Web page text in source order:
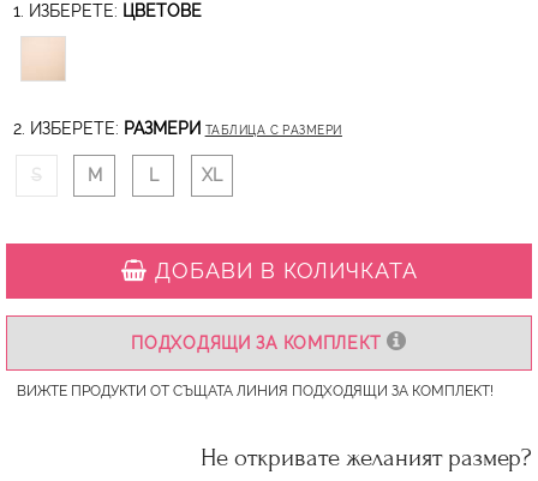
1. ИЗБЕРЕТЕ: ЦВЕТОВЕ
2. ИЗБЕРЕТЕ: РАЗМЕРИ ТАБЛИЦА С РАЗМЕРИ
S M L XL
ДОБАВИ В КОЛИЧКАТА
ПОДХОДЯЩИ ЗА КОМПЛЕКТ
ВИЖТЕ ПРОДУКТИ ОТ СЪЩАТА ЛИНИЯ ПОДХОДЯЩИ ЗА КОМПЛЕКТ!
Не откривате желаният размер?